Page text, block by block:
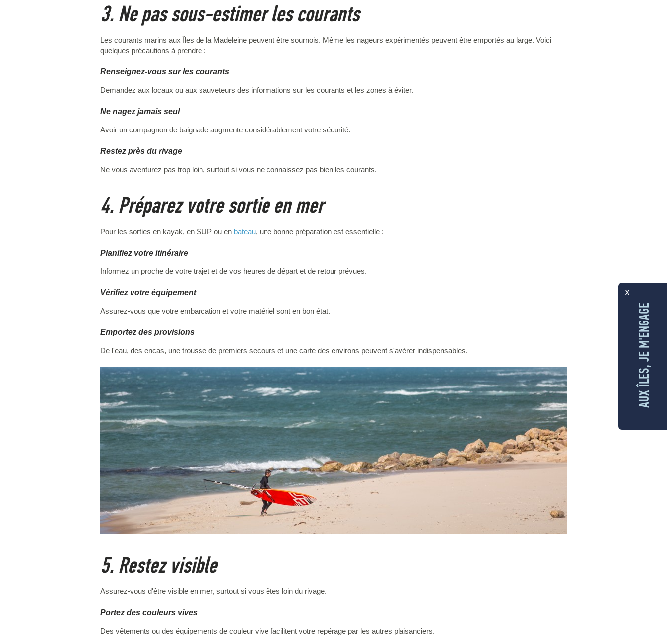
3. Ne pas sous-estimer les courants
Les courants marins aux Îles de la Madeleine peuvent être sournois. Même les nageurs expérimentés peuvent être emportés au large. Voici
quelques précautions à prendre :
Renseignez-vous sur les courants
Demandez aux locaux ou aux sauveteurs des informations sur les courants et les zones à éviter.
Ne nagez jamais seul
Avoir un compagnon de baignade augmente considérablement votre sécurité.
Restez près du rivage
Ne vous aventurez pas trop loin, surtout si vous ne connaissez pas bien les courants.
4. Préparez votre sortie en mer
Pour les sorties en kayak, en SUP ou en bateau, une bonne préparation est essentielle :
Planifiez votre itinéraire
Informez un proche de votre trajet et de vos heures de départ et de retour prévues.
Vérifiez votre équipement
Assurez-vous que votre embarcation et votre matériel sont en bon état.
Emportez des provisions
De l'eau, des encas, une trousse de premiers secours et une carte des environs peuvent s'avérer indispensables.
5. Restez visible
Assurez-vous d'être visible en mer, surtout si vous êtes loin du rivage.
Portez des couleurs vives
Des vêtements ou des équipements de couleur vive facilitent votre repérage par les autres plaisanciers.
x
AUX ÎLES, JE M'ENGAGE